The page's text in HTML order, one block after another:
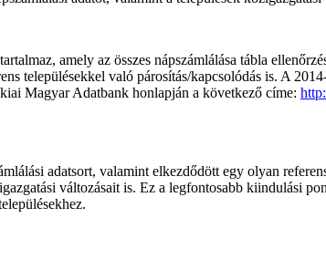
amely az összes nápszámlálása tábla
településekkel való párosítás/kapcsolódás is. A
Magyar Adatbank honlapján a következő címe:
adatsort, valamint elkezdődött egy olyan
változásait is. Ez a legfontosabb kiindulási